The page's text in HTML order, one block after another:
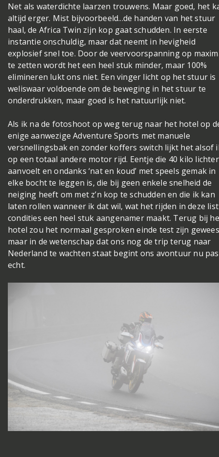
Net als waterdichte laarzen trouwens. Maar goed, het
altijd erger. Mist bijvoorbeeld...de handen van het stuur
haal, de Africa Twin zijn kop gaat schudden. In eerste
instantie onschuldig, maar dat neemt in hevigheid
explosief snel toe. Door de veervoorspanning op
te zetten wordt het een heel stuk minder, maar 100%
elimineren lukt ons niet. Een vinger licht op het stuur is
weliswaar voldoende om de beweging in het stuur te
onderdrukken, maar goed is het natuurlijk niet.
Als ik na de fotoshoot op weg terug naar het hotel op
enige aanwezige Adventure Sports met manuele
versnellingsbak en zonder koffers switch lijkt het alsof
op een totaal andere motor rijd. Eentje die 40 kilo lichter
aanvoelt en ondanks ‘nat en koud’ met speels gemak in
elke bocht te leggen is, die bij geen enkele snelheid de
neiging heeft om met z’n kop te schudden en die ik kan
laten rollen wanneer ik dat wil, wat het rijden in deze
condities een heel stuk aangenamer maakt. Terug bij
hotel zou het normaal gesproken einde test zijn
maar in de wetenschap dat ons nog de trip terug naar
Nederland te wachten staat begint ons avontuur nu pas
echt.